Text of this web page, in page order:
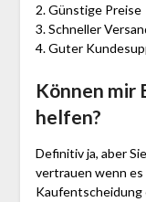
2. Günstige Preise
3. Schneller
4. Guter
Können mir
helfen?
Definitiv ja, aber
vertrauen wenn es
Kaufentscheidung